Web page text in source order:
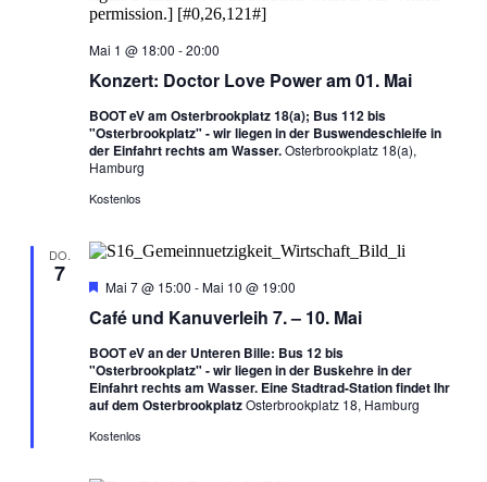
Konzert: Doctor Love Power am 01. Mai
Mai 1 @ 18:00 -20:00
BOOT eV am Osterbrookplatz 18(a); Bus 112 bis
"Osterbrookplatz" - wir liegen in der Buswendeschleife in
der Einfahrt rechts am Wasser.Osterbrookplatz 18(a),
Hamburg
Kostenlos
DO.
7
Café und Kanuverleih 7. – 10. Mai
Hervorgehoben
Mai 7 @ 15:00 -Mai 10 @ 19:00
BOOT eV an der Unteren Bille: Bus 12 bis
"Osterbrookplatz" - wir liegen in der Buskehre in der
Einfahrt rechts am Wasser. Eine Stadtrad-Station findet Ihr
auf dem OsterbrookplatzOsterbrookplatz 18, Hamburg
Kostenlos